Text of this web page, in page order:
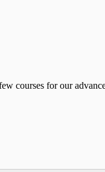
courses for our